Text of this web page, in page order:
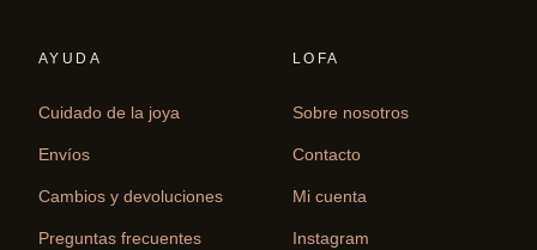
AYUDA
Cuidado de la joya
Envíos
Cambios y devoluciones
Preguntas frecuentes
LOFA
Sobre nosotros
Contacto
Mi cuenta
Instagram